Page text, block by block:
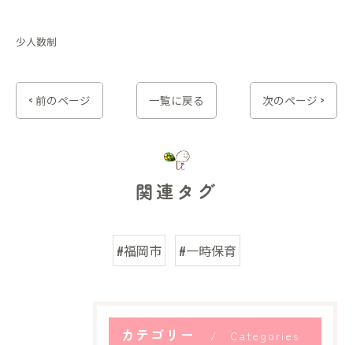
少人数制
< 前のページ 一覧に戻る 次のページ >
関連タグ
#福岡市 #一時保育
カテゴリー Categories